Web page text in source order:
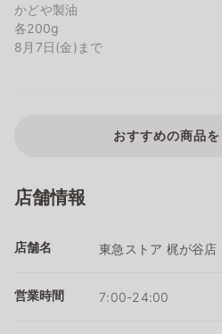
かどや製油
各200g
8月7日(金)まで
おすすめの商品
店舗情報
店舗名 東急ストア 梶が谷店
営業時間 7:00-24:00